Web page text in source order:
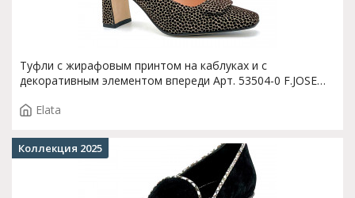
Туфли с жирафовым принтом на каблуках и с
декоративным элементом впереди Арт. 53504-0 F.JOSE
Elata
Коллекция 2025